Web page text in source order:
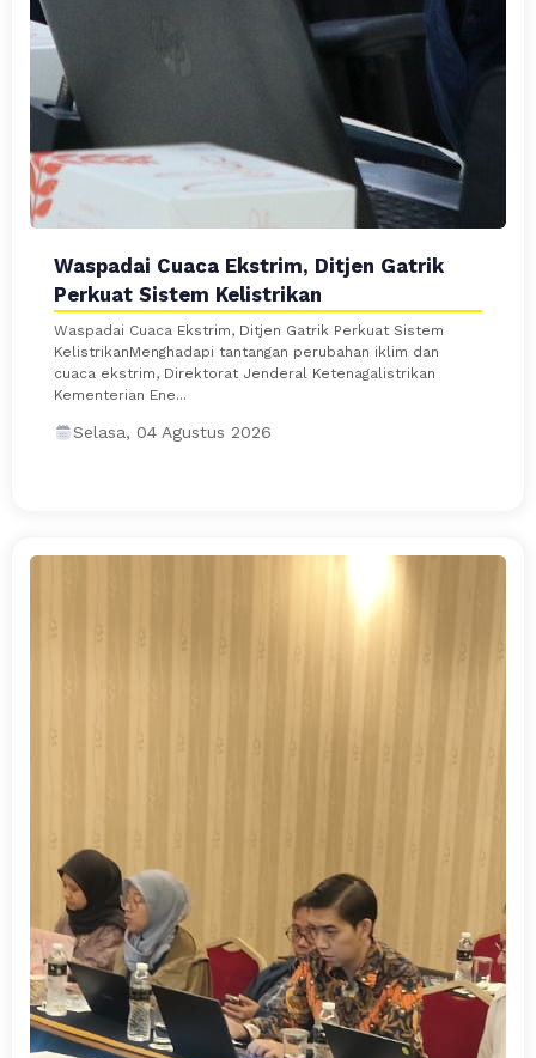
Waspadai Cuaca Ekstrim, Ditjen Gatrik
Perkuat Sistem Kelistrikan
Waspadai Cuaca Ekstrim, Ditjen Gatrik Perkuat Sistem
KelistrikanMenghadapi tantangan perubahan iklim dan
cuaca ekstrim, Direktorat Jenderal Ketenagalistrikan
Kementerian Ene...
Selasa, 04 Agustus 2026